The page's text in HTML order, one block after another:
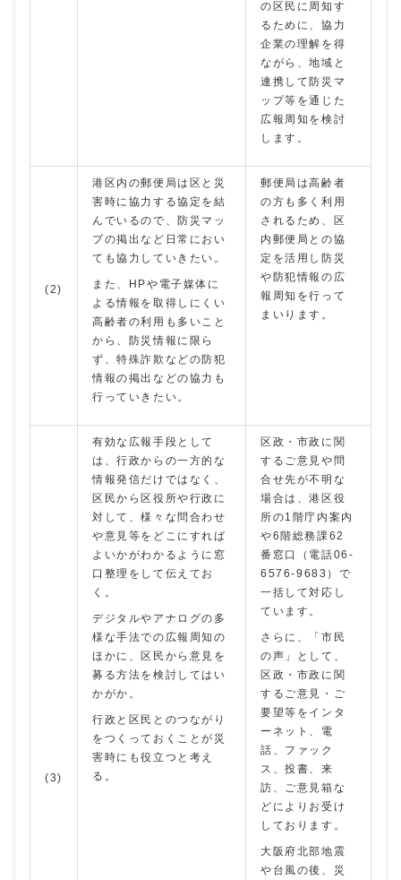
の区民に周知す
るために、協力
企業の理解を得
ながら、地域と
連携して防災マ
ップ等を通じた
広報周知を検討
します。
(2)
港区内の郵便局は区と災
害時に協力する協定を結
んでいるので、防災マッ
プの掲出など日常におい
ても協力していきたい。
また、HPや電子媒体に
よる情報を取得しにくい
高齢者の利用も多いこと
から、防災情報に限ら
ず、特殊詐欺などの防犯
情報の掲出などの協力も
行っていきたい。
郵便局は高齢者
の方も多く利用
されるため、区
内郵便局との協
定を活用し防災
や防犯情報の広
報周知を行って
まいります。
(3)
有効な広報手段として
は、行政からの一方的な
情報発信だけではなく、
区民から区役所や行政に
対して、様々な問合わせ
や意見等をどこにすれば
よいかがわかるように窓
口整理をして伝えてお
く。
デジタルやアナログの多
様な手法での広報周知の
ほかに、区民から意見を
募る方法を検討してはい
かがか。
行政と区民とのつながり
をつくっておくことが災
害時にも役立つと考え
る。
区政・市政に関
するご意見や問
合せ先が不明な
場合は、港区役
所の1階庁内案内
や6階総務課62
番窓口（電話06-
6576-9683）で
一括して対応し
ています。
さらに、「市民
の声」として、
区政・市政に関
するご意見・ご
要望等をインタ
ーネット、電
話、ファック
ス、投書、来
訪、ご意見箱な
どによりお受け
しております。
大阪府北部地震
や台風の後、災